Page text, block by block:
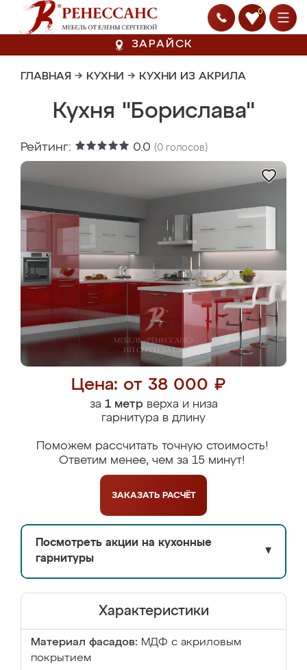
0
ЗАРАЙСК
ГЛАВНАЯ → КУХНИ → КУХНИ ИЗ АКРИЛА
Кухня "Борислава"
Рейтинг: 0.0 (0 голосов)
Цена: от 38 000 ₽
за 1 метрверха и низа
гарнитура в длину
Поможем рассчитать точную стоимость!
Ответим менее, чем за 15 минут!
ЗАКАЗАТЬ РАСЧЁТ
Посмотреть акции на кухонные
гарнитуры
▼
Характеристики
Материал фасадов: МДФ с акриловым
покрытием